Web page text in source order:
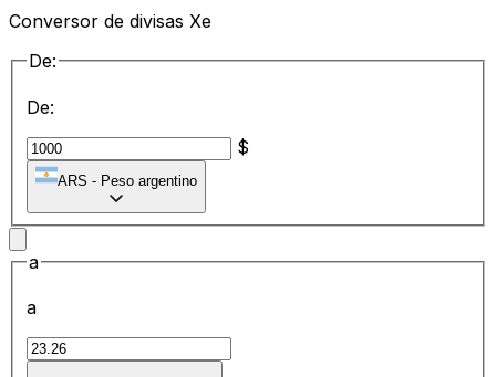
Conversor de divisas Xe
De:
De:
$
ARS - Peso argentino
a
a